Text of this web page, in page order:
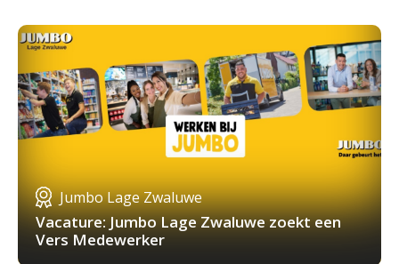
Jumbo Lage Zwaluwe
Vacature: Jumbo Lage Zwaluwe zoekt een
Vers Medewerker